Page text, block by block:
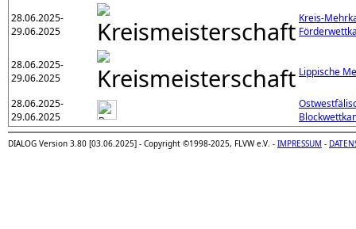
28.06.2025-
29.06.2025
Kreis-
28.06.2025-
29.06.2025
Lippische
28.06.2025-
29.06.2025
DIALOG Version 3.80 [03.06.2025] - Copyright ©1998-2025, FLVW e.V. - IMPRESSUM -